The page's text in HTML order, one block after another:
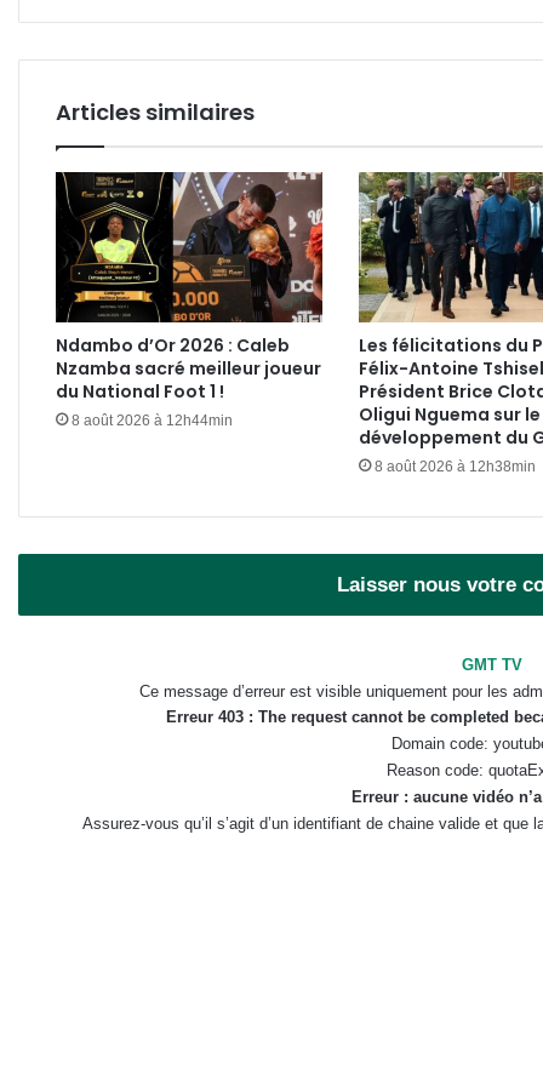
Articles similaires
Ndambo d’Or 2026 : Caleb
Nzamba sacré meilleur joueur
du National Foot 1 !
8 août 2026 à 12h44min
Les félicitations du
Félix-Antoine
Président Brice
Oligui Nguema sur le
développement du
8 août 2026 à 12h38min
Laisser nous votre
GMT TV
Ce message d’erreur est visible uniquement pour les
Erreur 403 : The request cannot be completed
Domain code:
Reason code:
Erreur : aucune vidéo
Assurez-vous qu’il s’agit d’un identifiant de chaine valide et